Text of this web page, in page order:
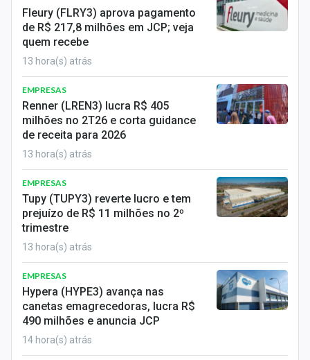
Fleury (FLRY3) aprova pagamento
de R$ 217,8 milhões em JCP; veja
quem recebe
13 hora(s) atrás
EMPRESAS
Renner (LREN3) lucra R$ 405
milhões no 2T26 e corta guidance
de receita para 2026
13 hora(s) atrás
EMPRESAS
Tupy (TUPY3) reverte lucro e tem
prejuízo de R$ 11 milhões no 2º
trimestre
13 hora(s) atrás
EMPRESAS
Hypera (HYPE3) avança nas
canetas emagrecedoras, lucra R$
490 milhões e anuncia JCP
14 hora(s) atrás